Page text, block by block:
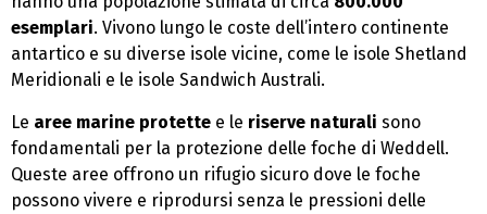
esemplari. Vivono lungo le coste dell’intero continente
antartico e su diverse isole vicine, come le isole Shetland
Meridionali e le isole Sandwich Australi.
Le aree marine protette e le riserve naturali sono
fondamentali per la protezione delle foche di Weddell.
Queste aree offrono un rifugio sicuro dove le foche
possono vivere e riprodursi senza le pressioni delle